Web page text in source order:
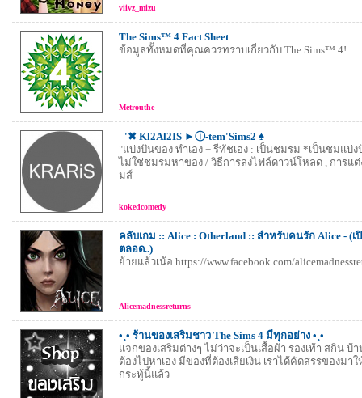
viivz_mizu
The Sims™ 4 Fact Sheet
ข้อมูลทั้งหมดที่คุณควรทราบเกี่ยวกับ The Sims™ 4!
Metrouthe
–'✖ Kl2Al2IS ►ⓘ-tem'Sims2 ♠
"แบ่งปันของ ทำเอง + รีทัชเอง : เป็นชมรม *เป็นชมแบ่
ไม่ใช่ชมรมหาของ / วิธีการลงไฟล์ดาวน์โหลด , การแ
มส์
kokedcomedy
คลับเกม :: Alice : Otherland :: สำหรับคนรัก Alice - (
ตลอด..)
ย้ายแล้วเน้อ https://www.facebook.com/
Alicemadnessreturns
•¸• ร้านของเสริมชาว The Sims 4 มีทุกอย่าง •¸•
แจกของเสริมต่างๆ ไม่ว่าจะเป็นเสื้อผ้า รองเท้า สกิน บ้
ต้องไปหาเอง มีของที่ต้องเสียเงิน เราได้คัดสรรของม
กระทู้นี้แล้ว